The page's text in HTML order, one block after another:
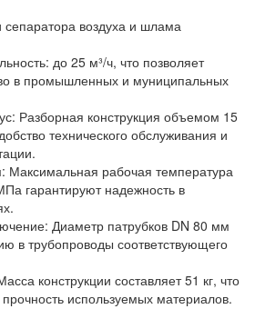
воздуха и шлама
до 25 м³/ч, что позволяет
в промышленных и муниципальных
Разборная конструкция объемом 15
технического обслуживания и
Максимальная рабочая температура
гарантируют надежность в
Диаметр патрубков DN 80 мм
в трубопроводы соответствующего
конструкции составляет 51 кг, что
используемых материалов.